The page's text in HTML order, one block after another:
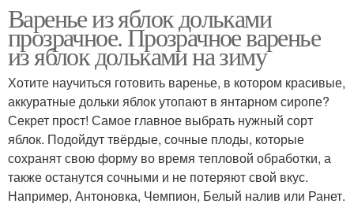
Варенье из яблок дольками
прозрачное. Прозрачное варенье
из яблок дольками на зиму
Хотите научиться готовить варенье, в котором красивые,
аккуратные дольки яблок утопают в янтарном сиропе?
Секрет прост! Самое главное выбрать нужный сорт
яблок. Подойдут твёрдые, сочные плоды, которые
сохранят свою форму во время тепловой обработки, а
также останутся сочными и не потеряют свой вкус.
Например, Антоновка, Чемпион, Белый налив или Ранет.